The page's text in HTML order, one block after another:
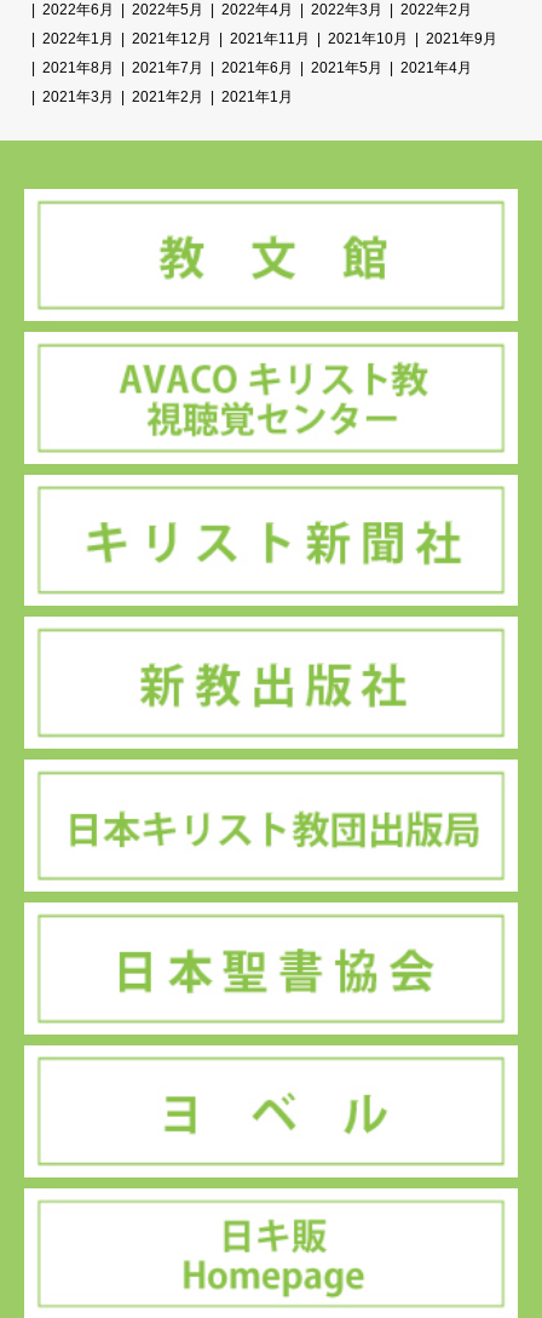
2022年6月
2022年5月 2022年4月 2022年3月
2022年2月
2022年1月
2021年12月 2021年11月 2021年10月
2021年9月
2021年8月
2021年7月 2021年6月 2021年5月
2021年4月
2021年3月
2021年2月 2021年1月